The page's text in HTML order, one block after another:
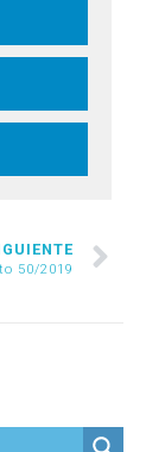
50/2019